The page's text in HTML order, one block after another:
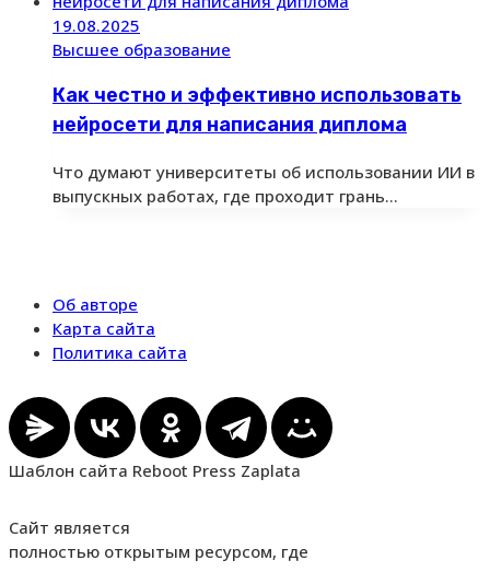
19.08.2025
Высшее образование
Как честно и эффективно использовать
нейросети для написания диплома
Что думают университеты об использовании ИИ в
выпускных работах, где проходит грань…
Об авторе
Карта сайта
Политика сайта
Шаблон сайта Reboot Press Zaplata
Сайт является
полностью открытым ресурсом, где